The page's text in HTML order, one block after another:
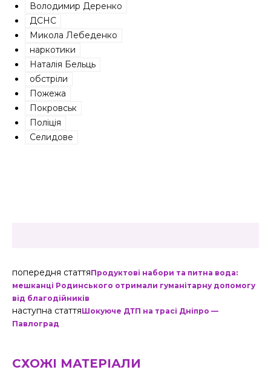
Володимир Деренко
ДСНС
Микола Лебеденко
наркотики
Наталія Бельць
обстріли
Пожежа
Покровськ
Поліція
Селидове
попередня статтяПродуктові набори та питна вода:
мешканці Родинського отримали гуманітарну допомогу
від благодійників
наступна статтяШокуюче ДТП на трасі Дніпро —
Павлоград
СХОЖІ МАТЕРІАЛИ